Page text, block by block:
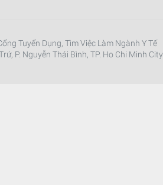
Tuyển Dụng, Tìm Việc Làm Ngành Y Tế
P. Nguyễn Thái Bình, TP. Ho Chi Minh City